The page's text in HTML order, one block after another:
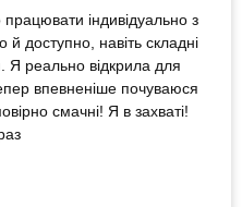
індивідуально з
доступно, навіть складні
Я реально відкрила для
впевненіше почуваюся
смачні! Я в захваті!